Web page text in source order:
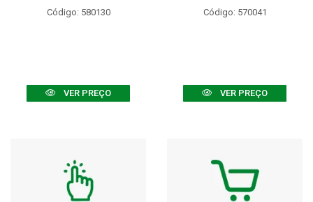
Código: 580130
VER PREÇO
Código: 570041
VER PREÇO